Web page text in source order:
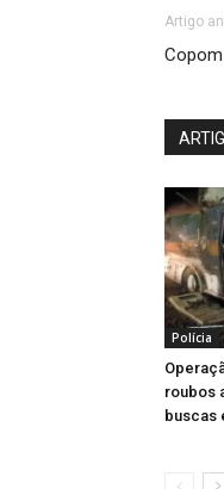
Artigo
Polícia
roubos
buscas